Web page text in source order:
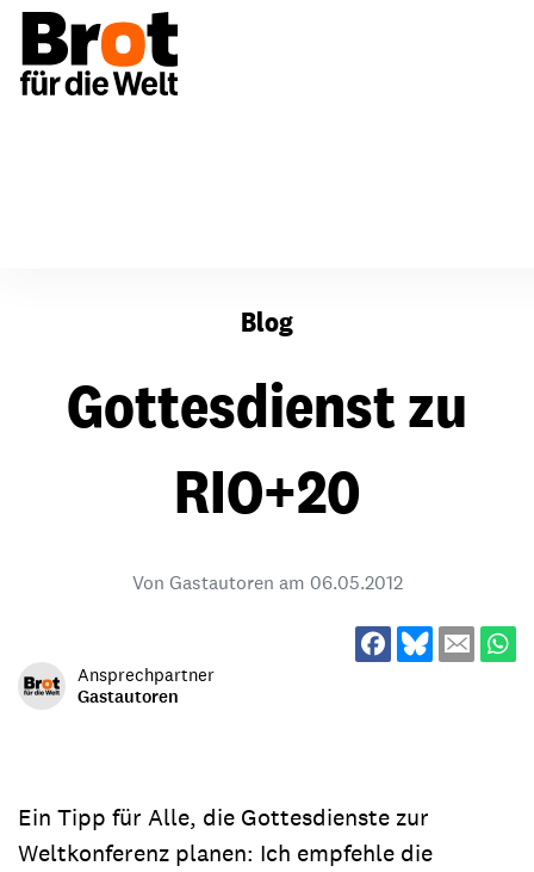
Blog
Gottesdienst zu
RIO+20
Von Gastautoren am 06.05.2012
Ansprechpartner
Gastautoren
Ein Tipp für Alle, die Gottesdienste zur
Weltkonferenz planen: Ich empfehle die